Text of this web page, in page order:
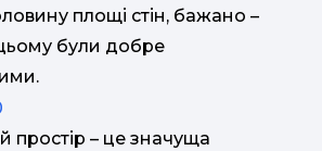
площі стін, бажано –
були добре
простір – це значуща